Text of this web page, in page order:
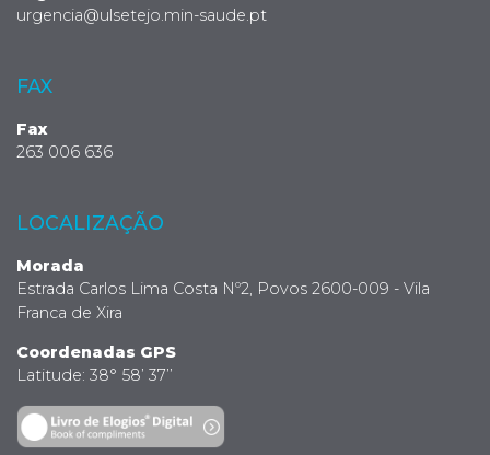
urgencia@ulsetejo.min-saude.pt
FAX
Fax
263 006 636
LOCALIZAÇÃO
Morada
Estrada Carlos Lima Costa Nº2, Povos 2600-009 - Vila
Franca de Xira
Coordenadas GPS
Latitude: 38° 58’ 37’’